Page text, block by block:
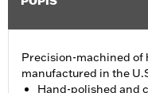
Precision-machined of
manufactured in the
Hand-polished and